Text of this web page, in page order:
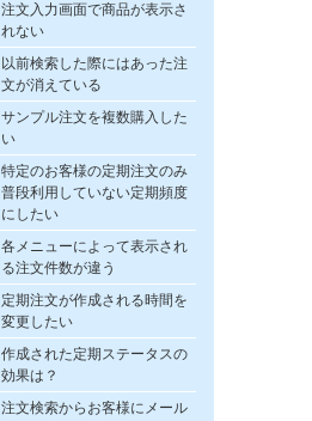
注文入力画面で商品が表示さ
れない
以前検索した際にはあった注
文が消えている
サンプル注文を複数購入した
い
特定のお客様の定期注文のみ
普段利用していない定期頻度
にしたい
各メニューによって表示され
る注文件数が違う
定期注文が作成される時間を
変更したい
作成された定期ステータスの
効果は？
注文検索からお客様にメール